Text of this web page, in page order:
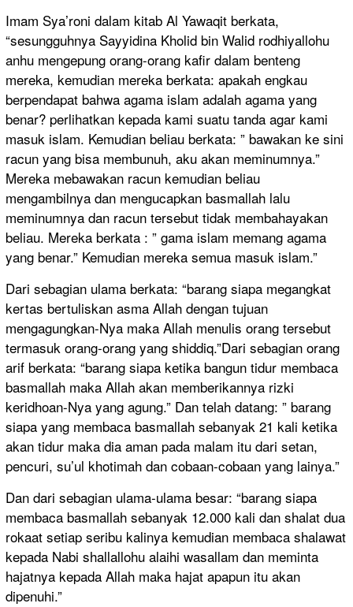
Imam Sya’roni dalam kitab Al Yawaqit berkata,
“sesungguhnya Sayyidina Kholid bin Walid rodhiyallohu
anhu mengepung orang-orang kafir dalam benteng
mereka, kemudian mereka berkata: apakah engkau
berpendapat bahwa agama islam adalah agama yang
benar? perlihatkan kepada kami suatu tanda agar kami
masuk islam. Kemudian beliau berkata: ” bawakan ke sini
racun yang bisa membunuh, aku akan meminumnya.”
Mereka mebawakan racun kemudian beliau
mengambilnya dan mengucapkan basmallah lalu
meminumnya dan racun tersebut tidak membahayakan
beliau. Mereka berkata : ” gama islam memang agama
yang benar.” Kemudian mereka semua masuk islam.”
Dari sebagian ulama berkata: “barang siapa megangkat
kertas bertuliskan asma Allah dengan tujuan
mengagungkan-Nya maka Allah menulis orang tersebut
termasuk orang-orang yang shiddiq.”Dari sebagian orang
arif berkata: “barang siapa ketika bangun tidur membaca
basmallah maka Allah akan memberikannya rizki
keridhoan-Nya yang agung.” Dan telah datang: ” barang
siapa yang membaca basmallah sebanyak 21 kali ketika
akan tidur maka dia aman pada malam itu dari setan,
pencuri, su’ul khotimah dan cobaan-cobaan yang lainya.”
Dan dari sebagian ulama-ulama besar: “barang siapa
membaca basmallah sebanyak 12.000 kali dan shalat dua
rokaat setiap seribu kalinya kemudian membaca shalawat
kepada Nabi shallallohu alaihi wasallam dan meminta
hajatnya kepada Allah maka hajat apapun itu akan
dipenuhi.”